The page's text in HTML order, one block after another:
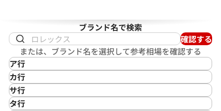
ブランド名で検索
確認する
または、ブランド名を選択して参考相場を確認する
ア行
IKEPOD
アイクポッド
IWC
カ行
CASIO
カシオ
サ行
Saint Laurent
タ行